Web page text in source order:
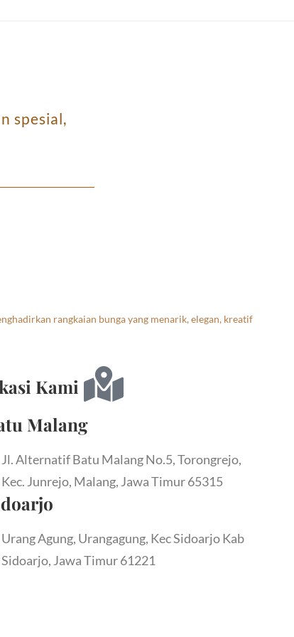
spesial,
rangkaian bunga yang menarik, elegan, kreatif
Kami
Malang
Jl. Alternatif Batu Malang No.5, Torongrejo,
Kec. Junrejo, Malang, Jawa Timur 65315
Urang Agung, Urangagung, Kec Sidoarjo Kab
Sidoarjo, Jawa Timur 61221